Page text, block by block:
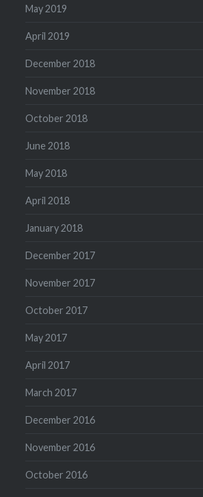
May 2019
April 2019
December 2018
November 2018
October 2018
June 2018
May 2018
April 2018
January 2018
December 2017
November 2017
October 2017
May 2017
April 2017
March 2017
December 2016
November 2016
October 2016